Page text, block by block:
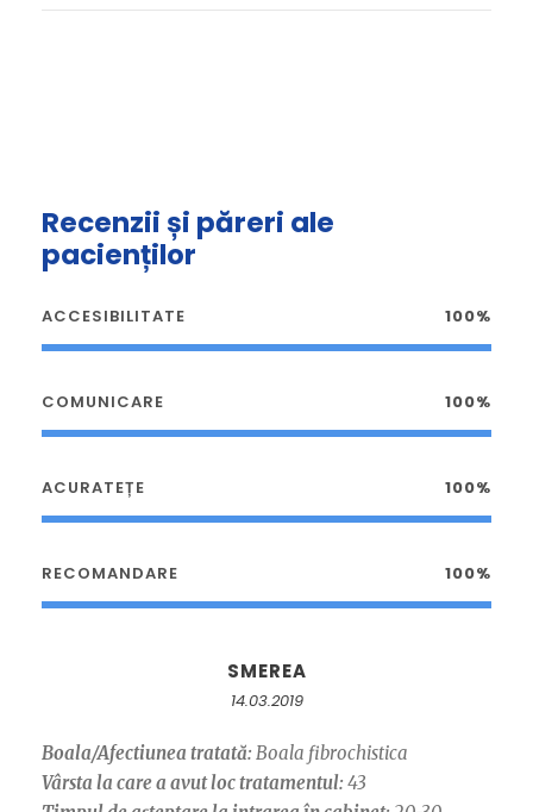
Recenzii și păreri ale
pacienților
ACCESIBILITATE 100%
COMUNICARE 100%
ACURATEȚE 100%
RECOMANDARE 100%
SMEREA
14.03.2019
Boala/Afectiunea tratată: Boala fibrochistica
Vârsta la care a avut loc tratamentul: 43